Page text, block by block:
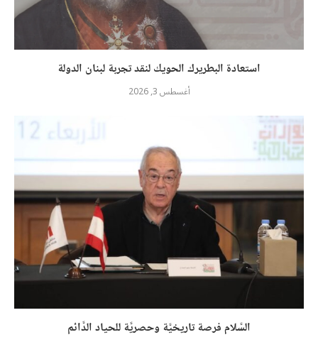
استعادة البطريرك الحويك لنقد تجربة لبنان الدولة
أغسطس 3, 2026
السَّلام فرصة تاريخيَّة وحصريَّة للحياد الدَّائم